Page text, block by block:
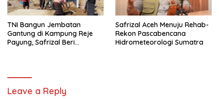
TNI Bangun Jembatan
Gantung di Kampung Reje
Payung, Safrizal Beri
Safrizal Aceh Menuju Rehab-
Rekon Pascabencana
Hidrometeorologi Sumatra
Leave a Reply